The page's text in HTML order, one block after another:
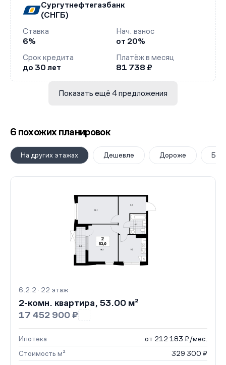
Сургутнефтегазбанк
(СНГБ)
Ставка
6%
Нач. взнос
от 20%
Срок кредита
до 30 лет
Платёж в месяц
81 738 ₽
Показать ещё 4 предложения
6 похожих планировок
На других этажах Дешевле Дороже
6.2.2 · 22 этаж
2-комн. квартира, 53.00 м²
17 452 900 ₽
Ипотека
от 212 183 ₽/мес.
Стоимость м²
329 300 ₽